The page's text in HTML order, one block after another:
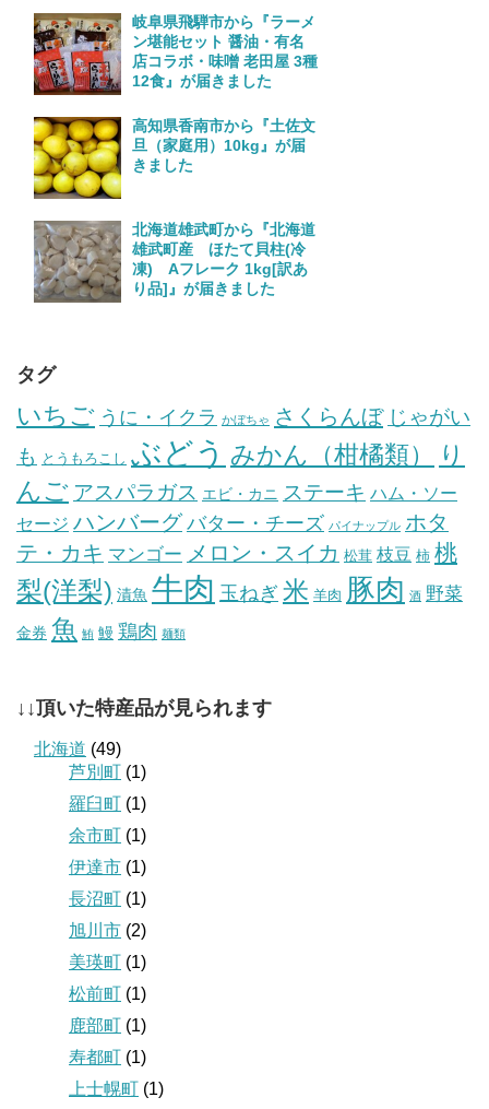
岐阜県飛騨市から『ラーメ
ン堪能セット 醤油・有名
店コラボ・味噌 老田屋 3種
12食』が届きました
高知県香南市から『土佐文
旦（家庭用）10kg』が届
きました
北海道雄武町から『北海道
雄武町産 ほたて貝柱(冷
凍) Aフレーク 1kg[訳あ
り品]』が届きました
タグ
いちご うに・イクラ かぼちゃ さくらんぼ じゃがい
も とうもろこし ぶどう みかん（柑橘類）
り
んご アスパラガス エビ・カニ ステーキ ハム・ソー
セージ ハンバーグ バター・チーズ パイナップル ホタ
テ・カキ マンゴー メロン・スイカ 松茸 枝豆 柿 桃
梨(洋梨) 漬魚 牛肉 玉ねぎ 米 羊肉 豚肉 酒 野菜
金券 魚 鮪 鰻 鶏肉 麺類
↓↓頂いた特産品が見られます
北海道 (49)
芦別町 (1)
羅臼町 (1)
余市町 (1)
伊達市 (1)
長沼町 (1)
旭川市 (2)
美瑛町 (1)
松前町 (1)
鹿部町 (1)
寿都町 (1)
上士幌町 (1)